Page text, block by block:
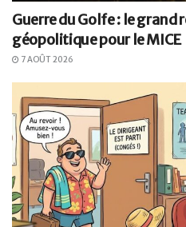
Guerre du Golfe : le grand
géopolitique pour le MICE
7 AOÛT 2026